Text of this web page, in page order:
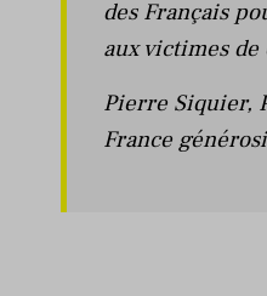
des Français
aux victimes
Pierre Siquier,
France